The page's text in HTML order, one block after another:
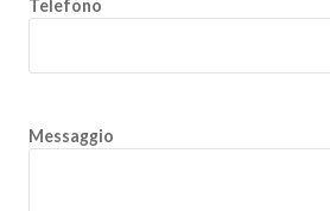
Telefono
Messaggio